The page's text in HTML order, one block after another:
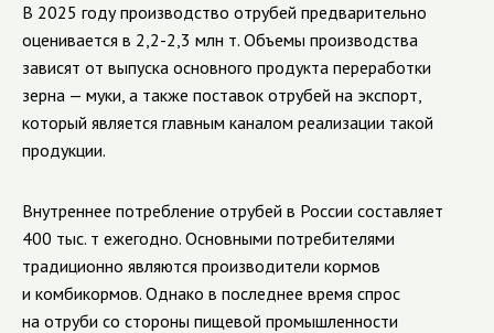
В 2025 году производство отрубей предварительно
оценивается в 2,2-2,3 млн т. Объемы производства
зависят от выпуска основного продукта переработки
зерна — муки, а также поставок отрубей на экспорт,
который является главным каналом реализации такой
продукции.
Внутреннее потребление отрубей в России составляет
400 тыс. т ежегодно. Основными потребителями
традиционно являются производители кормов
и комбикормов. Однако в последнее время спрос
на отруби со стороны пищевой промышленности